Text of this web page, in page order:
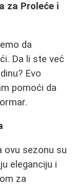
za Proleće i
da
Da li ste već
Evo
pomoći da
ovu sezonu su
eleganciju i
za